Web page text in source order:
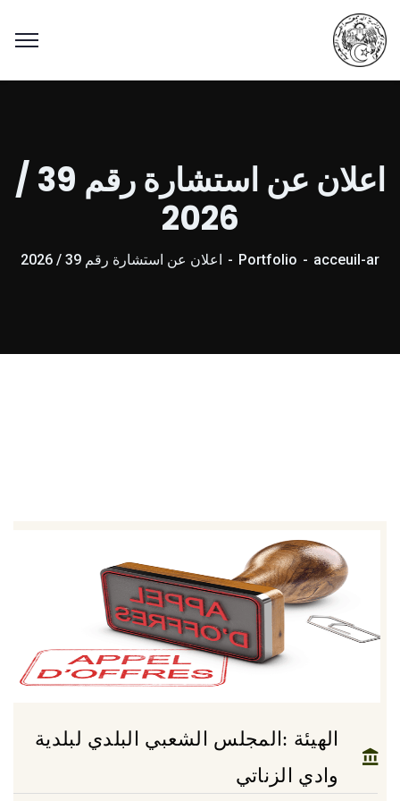
اعلان عن استشارة رقم 39 /
2026
acceuil-ar
Portfolio اعلان عن استشارة رقم 39 / 2026
الهيئة :المجلس الشعبي البلدي لبلدية
وادي الزناتي